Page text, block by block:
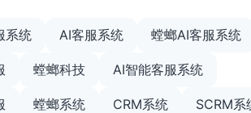
系统 AI客服系统 螳螂AI客服系统
螳螂科技 AI智能客服系统
螳螂系统 CRM系统 SCRM系